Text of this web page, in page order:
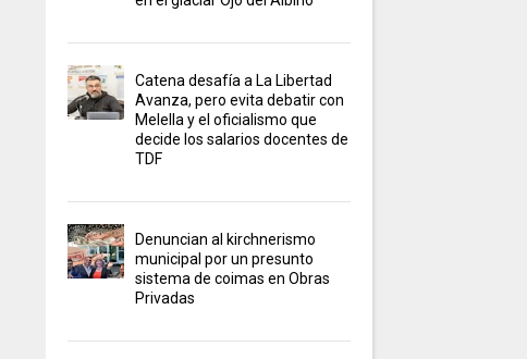
Catena desafía a La Libertad
Avanza, pero evita debatir con
Melella y el oficialismo que
decide los salarios docentes de
TDF
Denuncian al kirchnerismo
municipal por un presunto
sistema de coimas en Obras
Privadas